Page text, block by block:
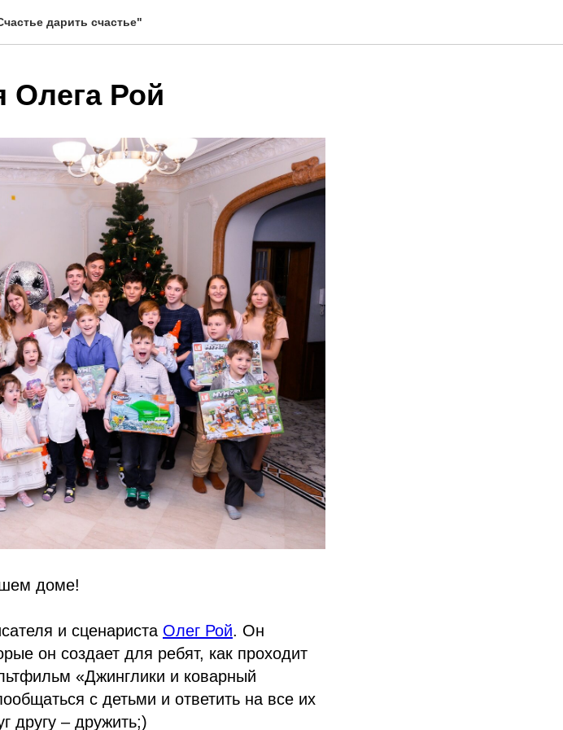
дарить счастье"
Олега Рой
доме!
и сценариста Олег Рой. Он
он создает для ребят, как проходит
«Джинглики и коварный
с детьми и ответить на все их
другу – дружить;)